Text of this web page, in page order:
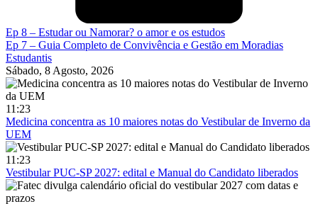
Ep 8 – Estudar ou Namorar? o amor e os estudos
Ep 7 – Guia Completo de Convivência e Gestão em Moradias
Estudantis
Sábado, 8 Agosto, 2026
11:23
Medicina concentra as 10 maiores notas do Vestibular de Inverno da
UEM
11:23
Vestibular PUC-SP 2027: edital e Manual do Candidato liberados